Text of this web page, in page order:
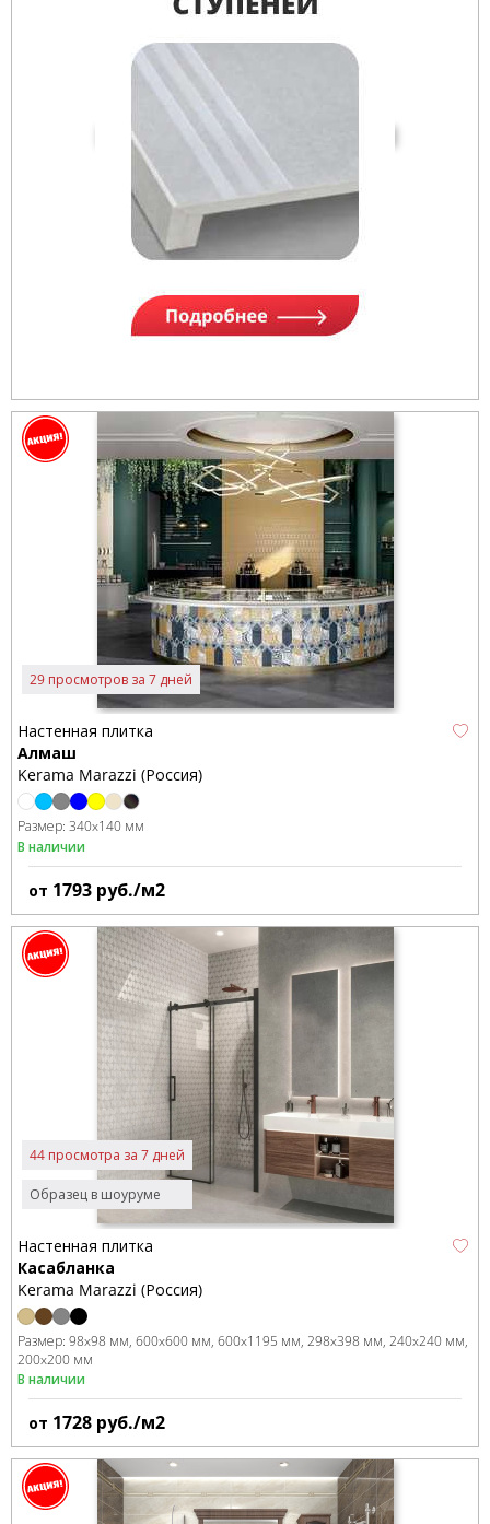
29 просмотров за 7 дней
Настенная плитка
Алмаш
Kerama Marazzi (Россия)
Размер: 340x140 мм
В наличии
от 1793 руб./м2
Образец в шоуруме
44 просмотра за 7 дней
Настенная плитка
Касабланка
Kerama Marazzi (Россия)
Размер: 98x98 мм 600x600 мм 600x1195 мм 298x398 мм 240x240 мм
200x200 мм
В наличии
от 1728 руб./м2